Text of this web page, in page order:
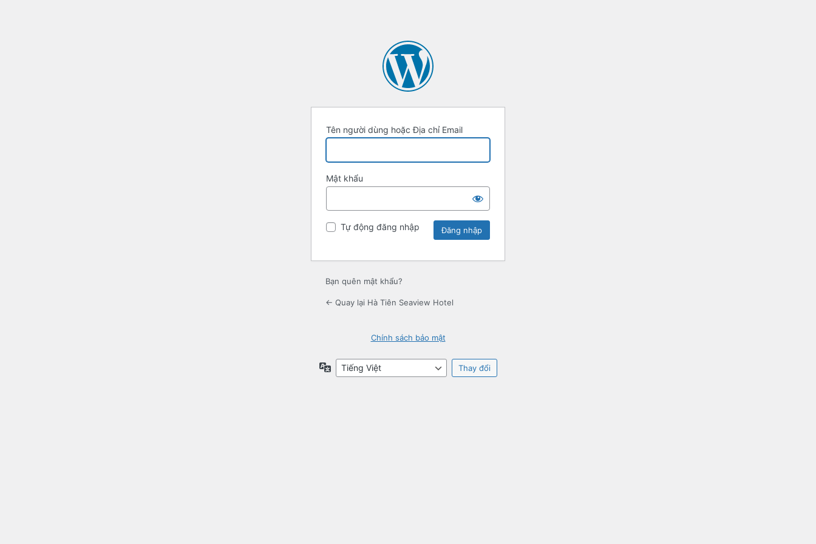
Tên người dùng hoặc Địa chỉ Email
Mật khẩu
Tự động đăng nhập
Bạn quên mật khẩu?
← Quay lại Hà Tiên Seaview Hotel
Chính sách bảo mật
Ngôn
ngữ